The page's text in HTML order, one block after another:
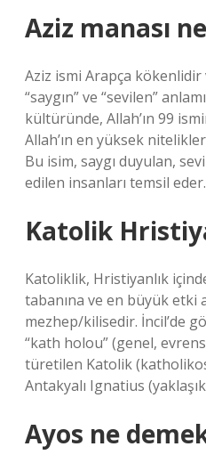
Aziz manası
Aziz ismi Arapça kökenlidir
“saygın” ve “sevilen”
kültüründe, Allah’ın 99
Allah’ın en yüksek
Bu isim, saygı duyulan,
edilen insanları temsil eder.
Katolik
Katoliklik, Hristiyanlık
tabanına ve en büyük etki
mezhep/kilisedir. İncil’de
“kath holou” (genel,
türetilen Katolik
Antakyalı Ignatius
Ayos ne